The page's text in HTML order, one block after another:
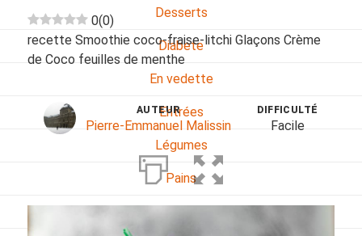
Desserts
Diabete
En vedette
Entrées
Légumes
Pains
0(0)
recette Smoothie coco-fraise-litchi Glaçons Crème
de Coco feuilles de menthe
AUTEUR
Pierre-Emmanuel Malissin
DIFFICULTÉ
Facile